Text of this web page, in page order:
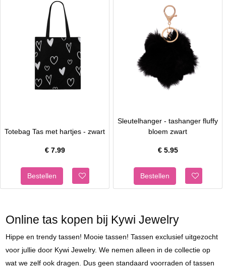
Totebag Tas met hartjes - zwart
€ 7.99
Sleutelhanger - tashanger fluffy
bloem zwart
€ 5.95
Online tas kopen bij Kywi Jewelry
Hippe en trendy tassen! Mooie tassen! Tassen exclusief uitgezocht
voor jullie door Kywi Jewelry. We nemen alleen in de collectie op
wat we zelf ook dragen. Dus geen standaard voorraden of tassen